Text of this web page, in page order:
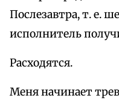
Послезавтра, т. е.
исполнитель
Расходятся.
Меня начинает